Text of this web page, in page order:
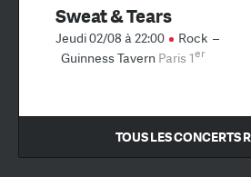
Sweat & Tears
Jeudi 02/08 à 22:00 Rock –
Guinness Tavern Paris 1er
TOUS LES CONCERTS